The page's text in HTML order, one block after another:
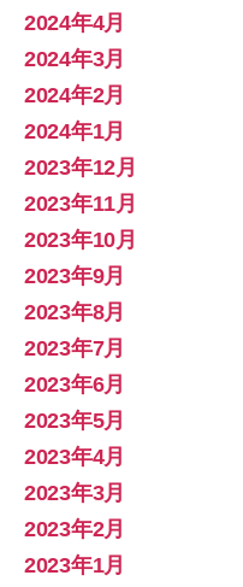
2024年4月
2024年3月
2024年2月
2024年1月
2023年12月
2023年11月
2023年10月
2023年9月
2023年8月
2023年7月
2023年6月
2023年5月
2023年4月
2023年3月
2023年2月
2023年1月